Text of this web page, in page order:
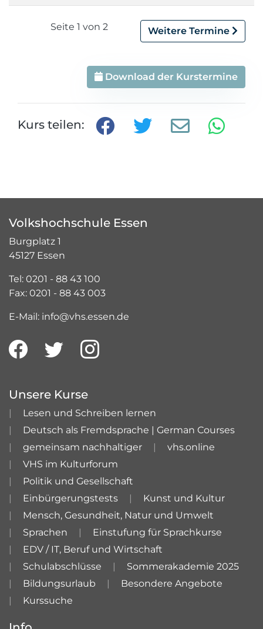
Weitere Termine
Seite 1 von 2
Download der Kurstermine
Kurs teilen:
Volkshochschule Essen
Burgplatz 1
45127 Essen
Tel: 0201 - 88 43 100
Fax: 0201 - 88 43 003
E-Mail: info@vhs.essen.de
Unsere Kurse
Lesen und Schreiben lernen
Deutsch als Fremdsprache | German Courses
gemeinsam nachhaltiger
vhs.online
VHS im Kulturforum
Politik und Gesellschaft
Einbürgerungstests
Kunst und Kultur
Mensch, Gesundheit, Natur und Umwelt
Sprachen
Einstufung für Sprachkurse
EDV / IT, Beruf und Wirtschaft
Schulabschlüsse
Sommerakademie 2025
Bildungsurlaub
Besondere Angebote
Kurssuche